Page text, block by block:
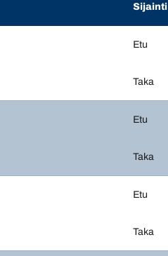
Sijainti
Etu
Taka
Etu
Taka
Etu
Taka